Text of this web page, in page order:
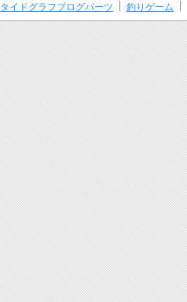
タイドグラフブログパーツ 釣りゲーム